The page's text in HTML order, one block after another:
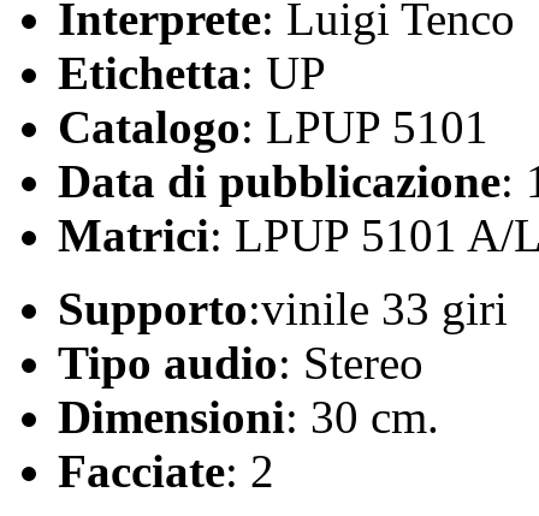
Interprete: Luigi Tenco
Etichetta: UP
Catalogo: LPUP 5101
Data di pubblicazione:
Matrici: LPUP 5101 A/
Supporto:vinile 33 giri
Tipo audio: Stereo
Dimensioni: 30 cm.
Facciate: 2